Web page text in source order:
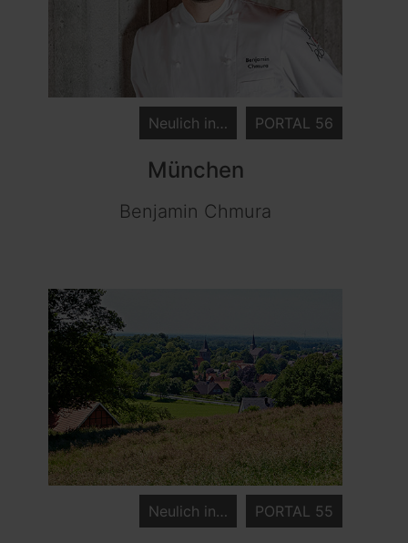
PORTAL 56
Neulich in…
München
Benjamin Chmura
PORTAL 55
Neulich in…